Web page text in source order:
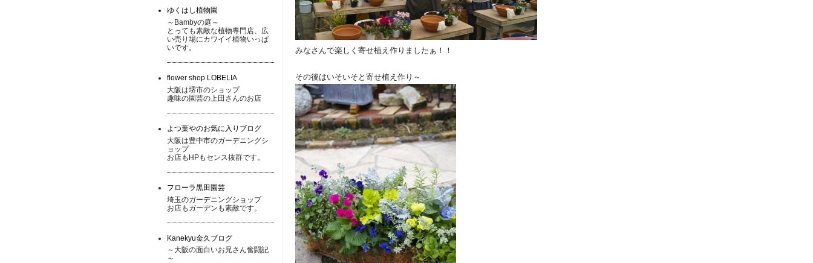
みなさんで楽しく寄せ植え作りましたぁ！！
その後はいそいそと寄せ植え作り～
ゆくはし植物園
～Bambyの庭～
とっても素敵な植物専門店、広
い売り場にカワイイ植物いっぱ
いです。
flower shop LOBELIA
大阪は堺市のショップ
趣味の園芸の上田さんのお店
よつ葉やのお気に入りブログ
大阪は豊中市のガーデニングシ
ョップ
お店もHPもセンス抜群です。
フローラ黒田園芸
埼玉のガーデニングショップ
お店もガーデンも素敵です。
Kanekyu金久ブログ
～大阪の面白いお兄さん奮闘記
～